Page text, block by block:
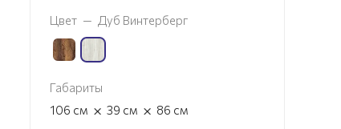
Цвет — Дуб Винтерберг
Габариты
106 см × 39 см × 86 см